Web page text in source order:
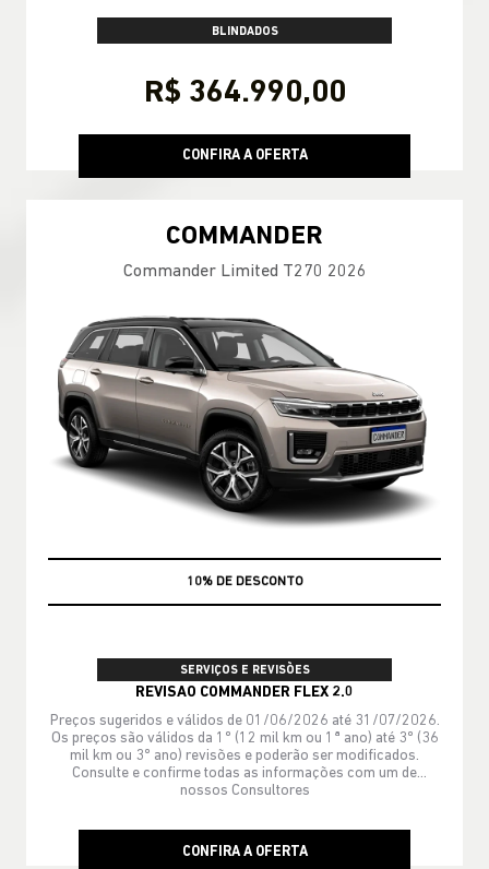
BLINDADOS
R$ 364.990,00
CONFIRA A OFERTA
COMMANDER
Commander Limited T270 2026
MÃO DE OBRA
SERVIÇOS E REVISÕES
REVISAO COMMANDER FLEX 2.0
Preços sugeridos e válidos de 01/06/2026 até 31/07/2026.
Os preços são válidos da 1º (12 mil km ou 1ª ano) até 3º (36
mil km ou 3º ano) revisões e poderão ser modificados.
Consulte e confirme todas as informações com um de
nossos Consultores
CONFIRA A OFERTA